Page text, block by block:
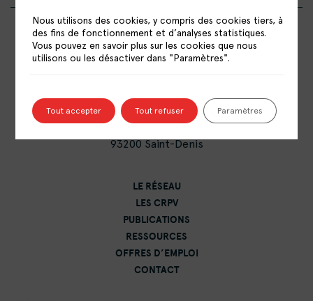
RESSOURCES POLITIQUE DE LA VILLE
15 rue Catulienne
93200 Saint-Denis
LE RÉSEAU
LES CRPV
PUBLICATIONS
RESSOURCES
OFFRES D’EMPLOI
CONTACT
Nous utilisons des cookies, y compris des cookies tiers, à
des fins de fonctionnement et d’analyses statistiques.
Vous pouvez en savoir plus sur les cookies que nous
utilisons ou les désactiver dans "Paramètres".
Tout accepter Tout refuser Paramètres